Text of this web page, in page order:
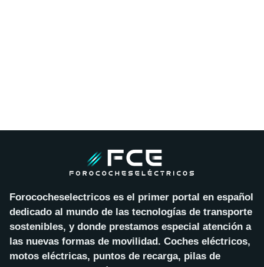
Forococheselectricos es el primer portal en español
dedicado al mundo de las tecnologías de transporte
sostenibles, y donde prestamos especial atención a
las nuevas formas de movilidad. Coches eléctricos,
motos eléctricas, puntos de recarga, pilas de